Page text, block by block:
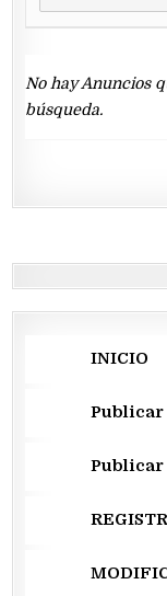
No hay Anuncios
búsqueda.
INICIO